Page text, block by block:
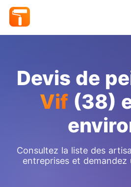
Devis de
Vif (38)
Consultez la liste des
entreprises et demandez